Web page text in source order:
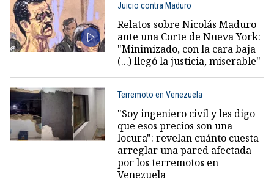
Juicio contra Maduro
Relatos sobre Nicolás Maduro
ante una Corte de Nueva York:
"Minimizado, con la cara baja
(...) llegó la justicia, miserable"
Terremoto en Venezuela
"Soy ingeniero civil y les digo
que esos precios son una
locura": revelan cuánto cuesta
arreglar una pared afectada
por los terremotos en
Venezuela